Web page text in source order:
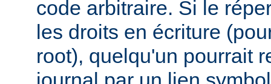
code arbitraire. Si le
les droits en écriture
root), quelqu'un pourrait